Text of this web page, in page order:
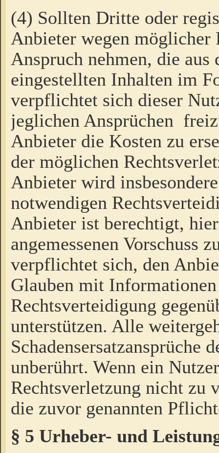
(4) Sollten Dritte oder
Anbieter wegen möglicher
Anspruch nehmen, die
eingestellten Inhalten im
verpflichtet sich dieser
jeglichen Ansprüchen
Anbieter die Kosten zu
der möglichen
Anbieter wird
notwendigen
Anbieter ist berechtigt,
angemessenen Vorschuss
verpflichtet sich, den
Glauben mit
Rechtsverteidigung
unterstützen. Alle
Schadensersatzansprüche
unberührt. Wenn ein
Rechtsverletzung nicht zu
die zuvor genannten
§ 5 Urheber- und